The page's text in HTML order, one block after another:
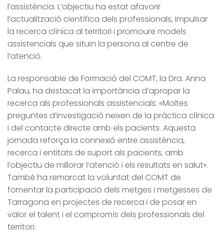
l’assistència. L’objectiu ha estat afavorir
l’actualització científica dels professionals, impulsar
la recerca clínica al territori i promoure models
assistencials que situïn la persona al centre de
l’atenció.
La responsable de Formació del COMT, la Dra. Anna
Palau, ha destacat la importància d’apropar la
recerca als professionals assistencials: «Moltes
preguntes d’investigació neixen de la pràctica clínica
i del contacte directe amb els pacients. Aquesta
jornada reforça la connexió entre assistència,
recerca i entitats de suport als pacients, amb
l’objectiu de millorar l’atenció i els resultats en salut».
També ha remarcat la voluntat del COMT de
fomentar la participació dels metges i metgesses de
Tarragona en projectes de recerca i de posar en
valor el talent i el compromís dels professionals del
territori.